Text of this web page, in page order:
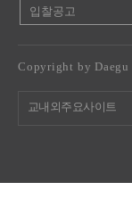
입찰공고
Copyright by
교내외주요사이트